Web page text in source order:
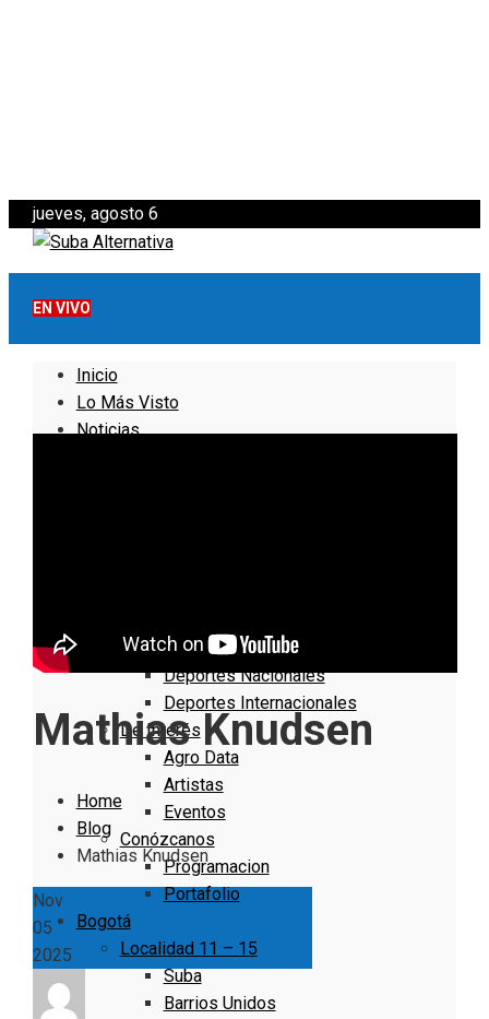
jueves, agosto 6
EN VIVO
Inicio
Lo Más Visto
Noticias
Deportes Locales
Deportes Nacionales
Deportes Internacionales
De Interés
Agro Data
Artistas
Eventos
Conózcanos
Programacion
Portafolio
Bogotá
Localidad 11 – 15
Suba
Barrios Unidos
Mathias Knudsen
Home
Blog
Mathias Knudsen
Nov
05
2025